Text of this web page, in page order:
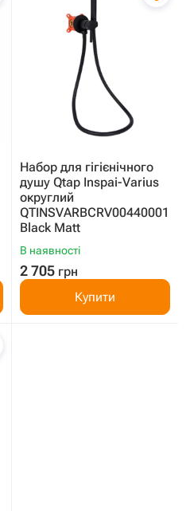
Набор для гігієнічного
душу Qtap Inspai-Varius
округлий
QTINSVARBСRV00440001
Black Matt
В наявності
2 705 грн
Купити